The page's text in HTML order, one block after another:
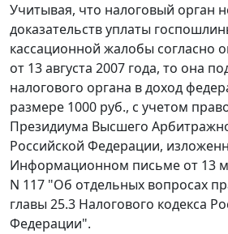
Учитывая, что налоговый орган
доказательств уплаты
кассационной жалобы согласно
от 13 августа 2007 года, то она
налогового органа в доход
размере 1000 руб., с учетом
Президиума Высшего
Российской Федерации,
Информационном письме от 13
N 117 "Об отдельных вопросах
главы 25.3 Налогового кодекса
Федерации".